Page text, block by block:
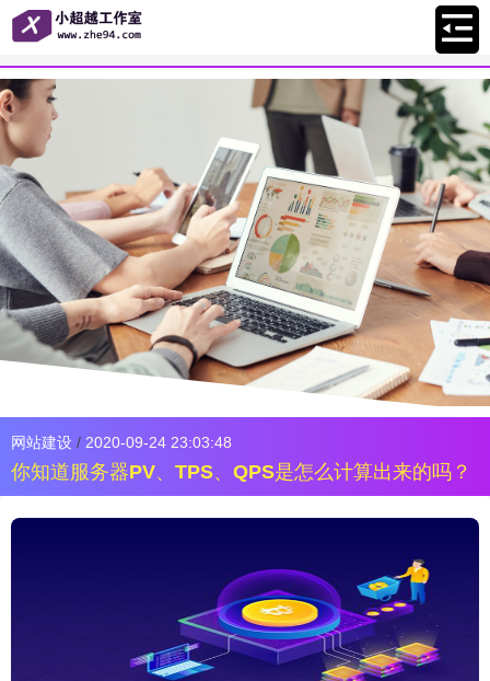
网站建设 / 2020-09-24 23:03:48
你知道服务器PV、TPS、QPS是怎么计算出来的吗？